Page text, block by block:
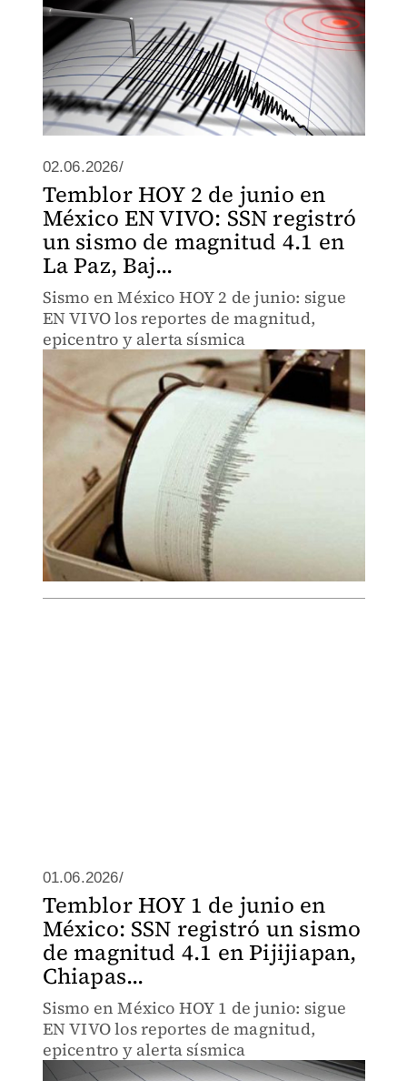
02.06.2026/
Temblor HOY 2 de junio en
México EN VIVO: SSN registró
un sismo de magnitud 4.1 en
La Paz, Baj...
Sismo en México HOY 2 de junio: sigue
EN VIVO los reportes de magnitud,
epicentro y alerta sísmica
01.06.2026/
Temblor HOY 1 de junio en
México: SSN registró un sismo
de magnitud 4.1 en Pijijiapan,
Chiapas...
Sismo en México HOY 1 de junio: sigue
EN VIVO los reportes de magnitud,
epicentro y alerta sísmica